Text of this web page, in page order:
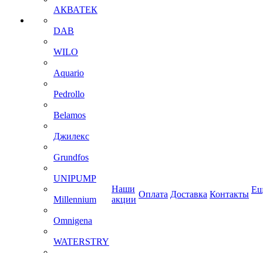
АКВАТЕК
DAB
WILO
Aquario
Pedrollo
Belamos
Джилекс
Grundfos
UNIPUMP
Millennium
Omnigena
WATERSTRY
Наши
акции
Оплата Доставка Контакты